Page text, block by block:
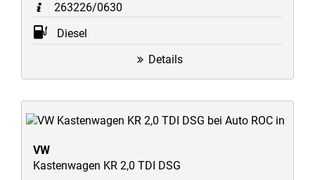
263226/0630
Diesel
Details
VW
Kastenwagen KR 2,0 TDI DSG